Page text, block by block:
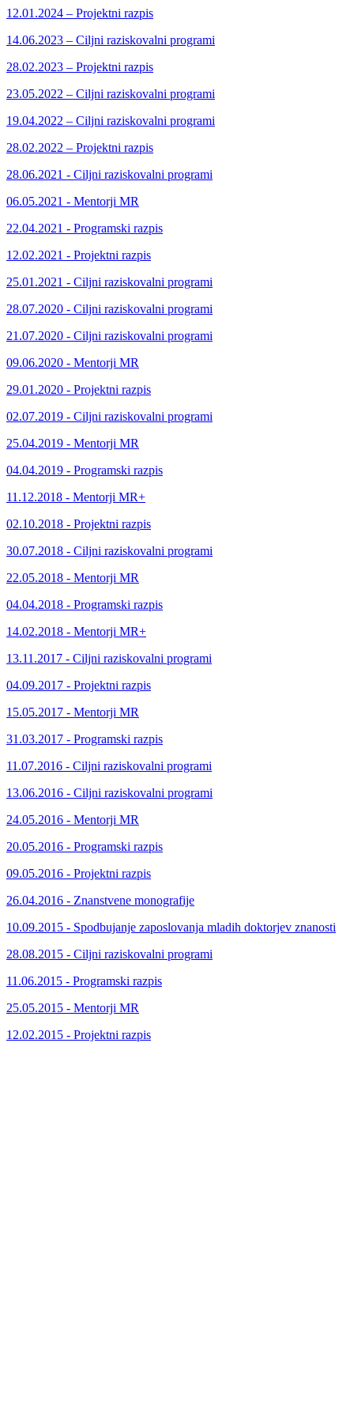
12.01.2024 – Projektni razpis
14.06.2023 – Ciljni raziskovalni programi
28.02.2023 – Projektni razpis
23.05.2022 – Ciljni raziskovalni programi
19.04.2022 – Ciljni raziskovalni programi
28.02.2022 – Projektni razpis
28.06.2021 - Ciljni raziskovalni programi
06.05.2021 - Mentorji MR
22.04.2021 - Programski razpis
12.02.2021 - Projektni razpis
25.01.2021 - Ciljni raziskovalni programi
28.07.2020 - Ciljni raziskovalni programi
21.07.2020 - Ciljni raziskovalni programi
09.06.2020 - Mentorji MR
29.01.2020 - Projektni razpis
02.07.2019 - Ciljni raziskovalni programi
25.04.2019 - Mentorji MR
04.04.2019 - Programski razpis
11.12.2018 - Mentorji MR+
02.10.2018 - Projektni razpis
30.07.2018 - Ciljni raziskovalni programi
22.05.2018 - Mentorji MR
04.04.2018 - Programski razpis
14.02.2018 - Mentorji MR+
13.11.2017 - Ciljni raziskovalni programi
04.09.2017 - Projektni razpis
15.05.2017 - Mentorji MR
31.03.2017 - Programski razpis
11.07.2016 - Ciljni raziskovalni programi
13.06.2016 - Ciljni raziskovalni programi
24.05.2016 - Mentorji MR
20.05.2016 - Programski razpis
09.05.2016 - Projektni razpis
26.04.2016 - Znanstvene monografije
10.09.2015 - Spodbujanje zaposlovanja mladih doktorjev znanosti
28.08.2015 - Ciljni raziskovalni programi
11.06.2015 - Programski razpis
25.05.2015 - Mentorji MR
12.02.2015 - Projektni razpis